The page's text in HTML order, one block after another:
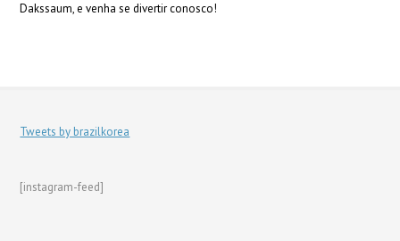
Dakssaum, e venha se divertir conosco!
Tweets by brazilkorea
[instagram-feed]